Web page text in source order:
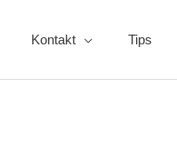
Kontakt Tips